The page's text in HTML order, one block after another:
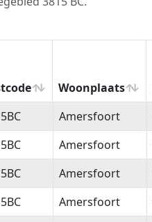
Woonplaats
Woonplaats
Amersfoort
Amersfoort
Amersfoort
Amersfoort